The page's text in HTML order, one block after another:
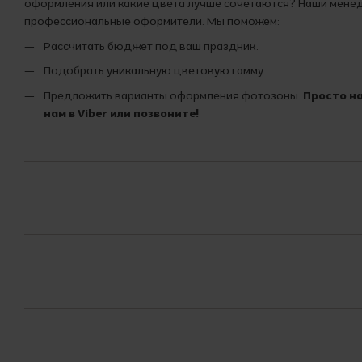
оформления или какие цвета лучше сочетаются? Наши
профессиональные оформители. Мы поможем:
Рассчитать бюджет под ваш праздник.
Подобрать уникальную цветовую гамму.
Предложить варианты оформления фотозоны. Просто
нам в Viber или позвоните!